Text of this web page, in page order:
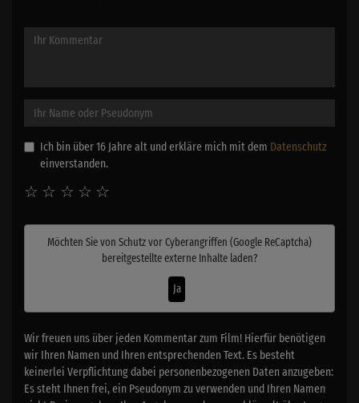
Ich bin über 16 Jahre alt und erkläre mich mit dem Datenschutz
einverstanden.
☆
☆
☆
☆
☆
Möchten Sie von Schutz vor Cyberangriffen (Google ReCaptcha)
bereitgestellte externe Inhalte laden?
Ja
Wir freuen uns über jeden Kommentar zum Film! Hierfür benötigen
wir Ihren Namen und Ihren entsprechenden Text. Es besteht
keinerlei Verpflichtung dabei personenbezogenen Daten anzugeben:
Es steht Ihnen frei, ein Pseudonym zu verwenden und Ihren Namen